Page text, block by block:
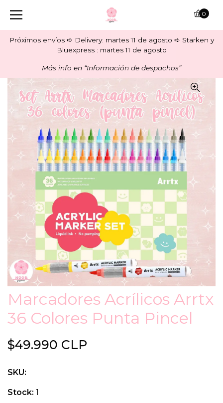
Próximos envíos ➪ Delivery: martes 11 de agosto ➪ Starken y
Bluexpress : martes 11 de agosto
Más info en “Información de despachos”
0
Marcadores Acrílicos Arrtx
36 Colores Punta Pincel
$49.990 CLP
SKU:
Stock: 1